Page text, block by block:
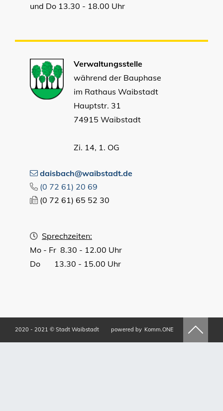
und Do 13.30 - 18.00 Uhr
Verwaltungsstelle
während der Bauphase
im Rathaus Waibstadt
Hauptstr. 31
74915 Waibstadt
Zi. 14, 1. OG
daisbach@waibstadt.de
(0 72 61) 20 69
(0 72 61) 65 52 30
Sprechzeiten:
Mo - Fr 8.30 - 12.00 Uhr
Do 13.30 - 15.00 Uhr
2020 - 2021 © Stadt Waibstadt powered by Komm.ONE